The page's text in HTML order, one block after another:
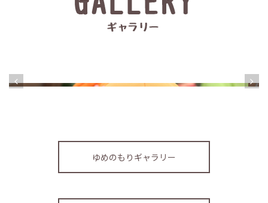
ゆめのもりギャラリー